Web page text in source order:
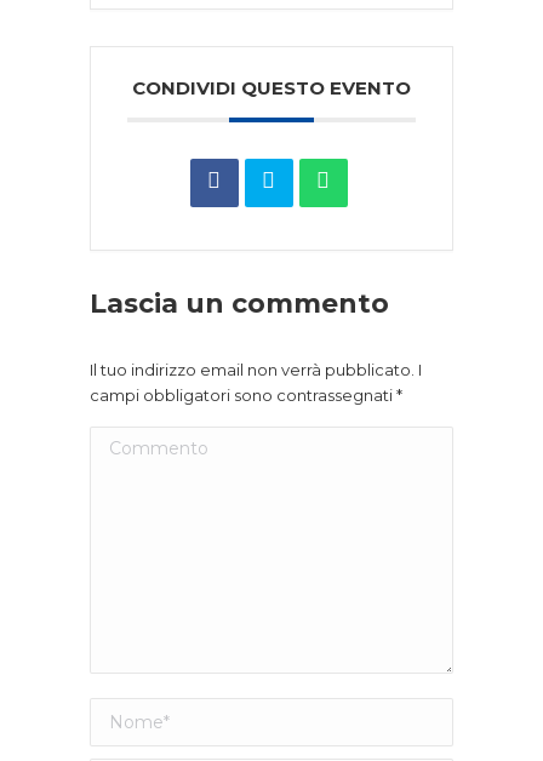
CONDIVIDI QUESTO EVENTO
Lascia un commento
Il tuo indirizzo email non verrà pubblicato. I
campi obbligatori sono contrassegnati*
Commento
Nome *